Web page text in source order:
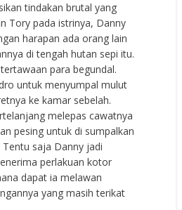
tindakan brutal yang
Tory pada istrinya, Danny
harapan ada orang lain
di tengah hutan sepi itu.
para begundal.
untuk menyumpal mulut
ke kamar sebelah.
melepas cawatnya
pesing untuk di sumpalkan
saja Danny jadi
perlakuan kotor
dapat ia melawan
yang masih terikat